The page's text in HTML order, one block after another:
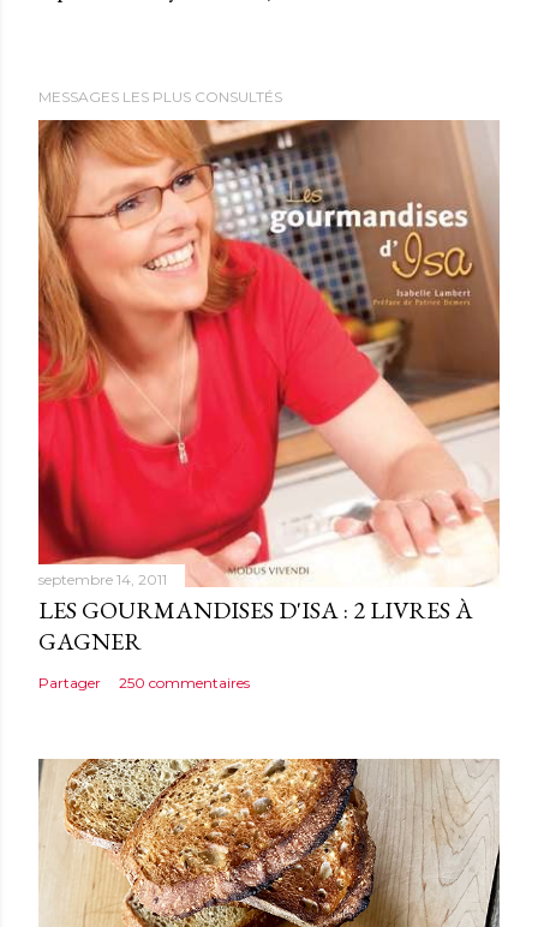
r
u
n
c
o
m
m
e
n
t
a
i
r
e
MESSAGES LES PLUS CONSULTÉS
septembre 14, 2011
LES GOURMANDISES D'ISA : 2 LIVRES À
GAGNER
Partager 250 commentaires